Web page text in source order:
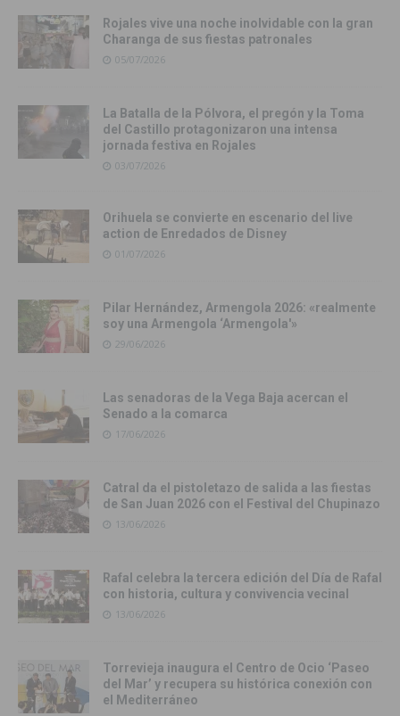
Rojales vive una noche inolvidable con la gran
Charanga de sus fiestas patronales
05/07/2026
La Batalla de la Pólvora, el pregón y la Toma
del Castillo protagonizaron una intensa
jornada festiva en Rojales
03/07/2026
Orihuela se convierte en escenario del live
action de Enredados de Disney
01/07/2026
Pilar Hernández, Armengola 2026: «realmente
soy una Armengola ‘Armengola'»
29/06/2026
Las senadoras de la Vega Baja acercan el
Senado a la comarca
17/06/2026
Catral da el pistoletazo de salida a las fiestas
de San Juan 2026 con el Festival del Chupinazo
13/06/2026
Rafal celebra la tercera edición del Día de Rafal
con historia, cultura y convivencia vecinal
13/06/2026
Torrevieja inaugura el Centro de Ocio ‘Paseo
del Mar’ y recupera su histórica conexión con
el Mediterráneo